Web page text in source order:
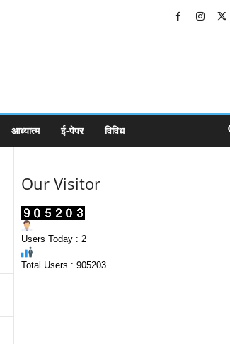
आध्यात्म ई-पेपर विविध
Our Visitor
Users Today : 2
Total Users : 905203